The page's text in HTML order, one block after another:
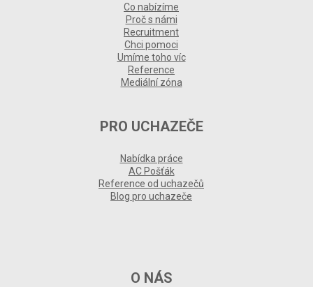
Co nabízíme
Proč s námi
Recruitment
Chci pomoci
Umíme toho víc
Reference
Mediální zóna
PRO UCHAZEČE
Nabídka práce
AC Pošťák
Reference od uchazečů
Blog pro uchazeče
O NÁS